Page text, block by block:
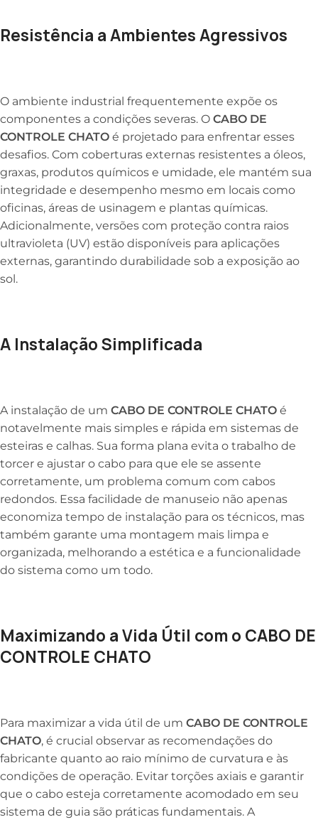
Resistência a Ambientes Agressivos
O ambiente industrial frequentemente expõe os
componentes a condições severas. O CABO DE
CONTROLE CHATO é projetado para enfrentar esses
desafios. Com coberturas externas resistentes a óleos,
graxas, produtos químicos e umidade, ele mantém sua
integridade e desempenho mesmo em locais como
oficinas, áreas de usinagem e plantas químicas.
Adicionalmente, versões com proteção contra raios
ultravioleta (UV) estão disponíveis para aplicações
externas, garantindo durabilidade sob a exposição ao
sol.
A Instalação Simplificada
A instalação de um CABO DE CONTROLE CHATO é
notavelmente mais simples e rápida em sistemas de
esteiras e calhas. Sua forma plana evita o trabalho de
torcer e ajustar o cabo para que ele se assente
corretamente, um problema comum com cabos
redondos. Essa facilidade de manuseio não apenas
economiza tempo de instalação para os técnicos, mas
também garante uma montagem mais limpa e
organizada, melhorando a estética e a funcionalidade
do sistema como um todo.
Maximizando a Vida Útil com o CABO DE
CONTROLE CHATO
Para maximizar a vida útil de um CABO DE CONTROLE
CHATO, é crucial observar as recomendações do
fabricante quanto ao raio mínimo de curvatura e às
condições de operação. Evitar torções axiais e garantir
que o cabo esteja corretamente acomodado em seu
sistema de guia são práticas fundamentais. A